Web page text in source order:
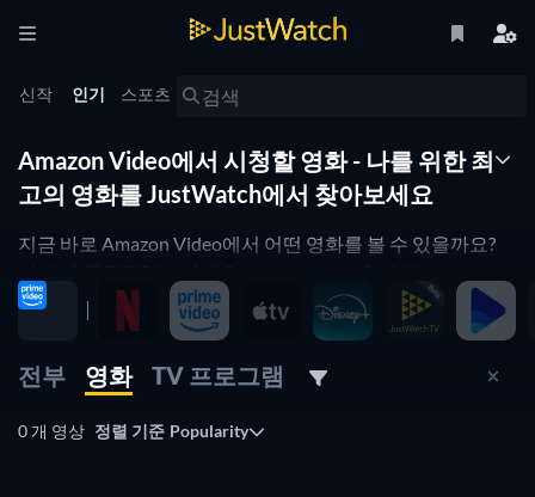
신작 인기 스포츠
Amazon Video에서 시청할 영화 - 나를 위한 최
고의 영화를 JustWatch에서 찾아보세요
지금 바로 Amazon Video에서 어떤 영화를 볼 수 있을까요?
Video 영화 목록을 제공합니다. 영화를 인기순으로 정리하여
Amazon Video에서 최고의 영화를 선택할 수 있도록 도와드
미디 영화를 보고 싶으신가요? 간단히 JustWatch 필터를 사
JustWatch는 Amazon Video 영화 목록을 매일 업데이트하여
전부 영화 TV 프로그램
0 개 영상 정렬 기준 Popularity